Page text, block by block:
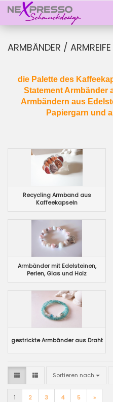
ARMBÄNDER / ARMREIFE
die Palette des
Statement Armbänder
Armbändern aus
Papiergarn und
Recycling Armband aus
Kaffeekapseln
Armbänder mit Edelsteinen,
Perlen, Glas und Holz
gestrickte Armbänder aus Draht
Sortieren nach
Sortieren nach
1 2 3 4 5 »